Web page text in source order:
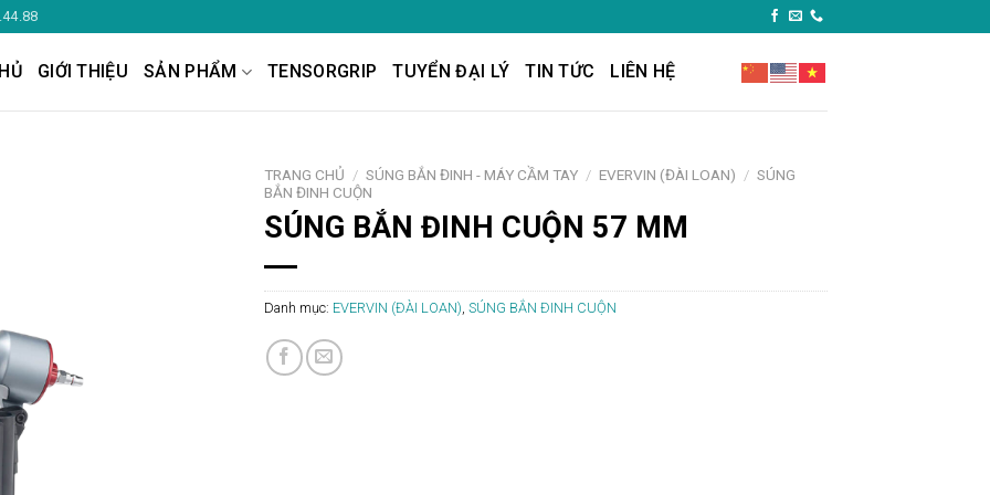
GIỚI THIỆU SẢN PHẨM TENSORGRIP TUYỂN ĐẠI LÝ TIN TỨC LIÊN HỆ
TRANG CHỦ / SÚNG BẮN ĐINH - MÁY CẦM TAY / EVERVIN (ĐÀI LOAN) / SÚNG
BẮN ĐINH CUỘN
SÚNG BẮN ĐINH CUỘN 57 MM
Danh mục: EVERVIN (ĐÀI LOAN) SÚNG BẮN ĐINH CUỘN